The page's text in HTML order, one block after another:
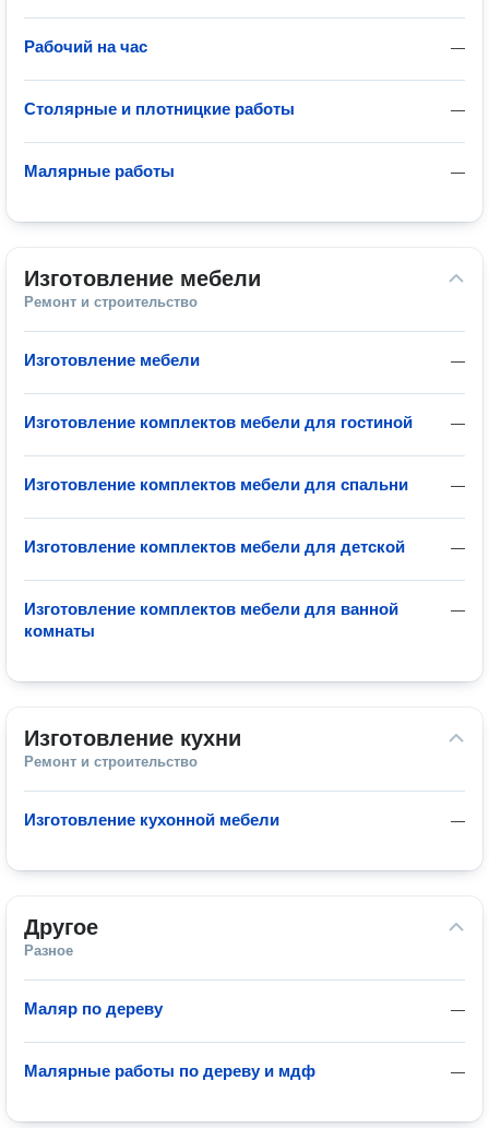
—
Рабочий на час
—
Столярные и плотницкие работы
—
Малярные работы
Изготовление мебели
Ремонт и строительство
—
Изготовление мебели
—
Изготовление комплектов мебели для гостиной
—
Изготовление комплектов мебели для спальни
—
Изготовление комплектов мебели для детской
—
Изготовление комплектов мебели для ванной
комнаты
Изготовление кухни
Ремонт и строительство
—
Изготовление кухонной мебели
Другое
Разное
—
Маляр по дереву
—
Малярные работы по дереву и мдф